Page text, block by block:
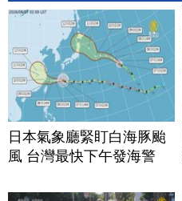
日本氣象廳緊盯白海豚颱
風 台灣最快下午發海警